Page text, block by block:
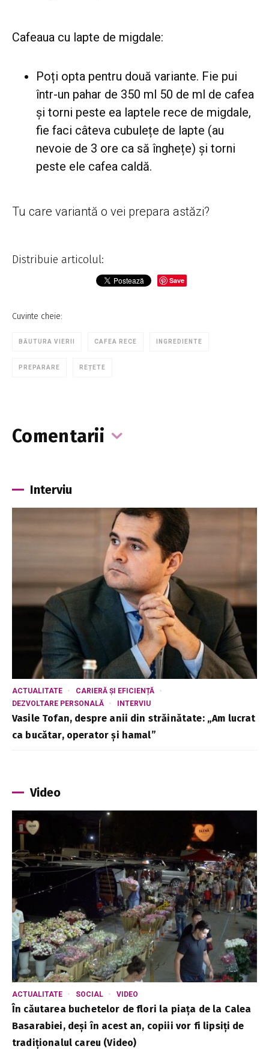
Cafeaua cu lapte de migdale:
Poți opta pentru două variante. Fie pui
într-un pahar de 350 ml 50 de ml de cafea
și torni peste ea laptele rece de migdale,
fie faci câteva cubulețe de lapte (au
nevoie de 3 ore ca să înghețe) și torni
peste ele cafea caldă.
Tu care variantă o vei prepara astăzi?
Distribuie articolul:
Save
Cuvinte cheie:
BĂUTURA VIERII CAFEA RECE INGREDIENTE
PREPARARE REȚETE
Comentarii
Interviu
ACTUALITATE
CARIERĂ ȘI EFICIENȚĂ
DEZVOLTARE PERSONALĂ
INTERVIU
Vasile Tofan, despre anii din străinătate: „Am lucrat
ca bucătar, operator și hamal”
Video
ACTUALITATE SOCIAL VIDEO
În căutarea buchetelor de flori la piața de la Calea
Basarabiei, deși în acest an, copiii vor fi lipsiți de
tradiționalul careu (Video)